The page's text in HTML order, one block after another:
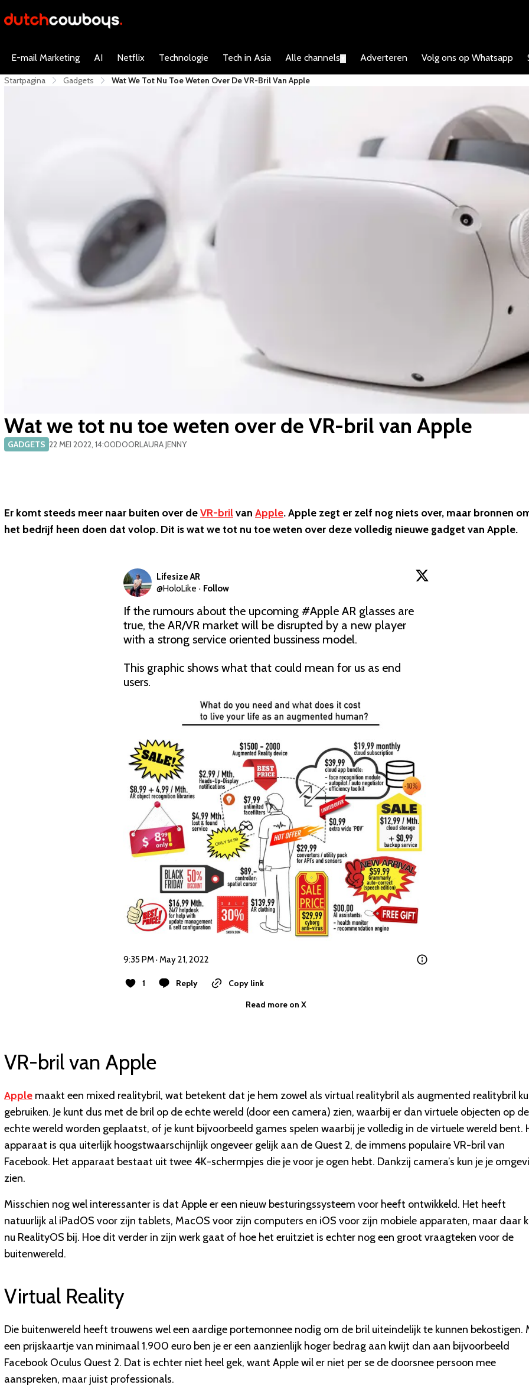
E-mail Marketing AI Netflix Technologie Tech in Asia Alle channels Adverteren Volg ons op Whatsapp
Startpagina Gadgets ​Wat We Tot Nu Toe Weten Over De VR-Bril Van Apple
​Wat we tot nu toe weten over de VR-bril van Apple
GADGETS 22 MEI 2022, 14:00DOORLAURA JENNY
Er komt steeds meer naar buiten over deVR-brilvan Apple. Apple zegt er zelf nog niets over, maar bronnen
het bedrijf heen doen dat volop. Dit is wat we tot nu toe weten over deze volledig nieuwe gadget van Apple.
Lifesize AR
@HoloLike · Follow
If the rumours about the upcoming #Apple AR glasses are
true, the AR/VR market will be disrupted by a new player
with a strong service oriented bussiness model.
This graphic shows what that could mean for us as end
users.
9:35 PM · May 21, 2022
1 Reply
Copy link
Read more on X
VR-bril van Apple
Apple maakt een mixed realitybril, wat betekent dat je hem zowel als virtual realitybril als augmented realitybril
gebruiken. Je kunt dus met de bril op de echte wereld (door een camera) zien, waarbij er dan virtuele objecten op de
echte wereld worden geplaatst, of je kunt bijvoorbeeld games spelen waarbij je volledig in de virtuele wereld bent.
apparaat is qua uiterlijk hoogstwaarschijnlijk ongeveer gelijk aan de Quest 2, de immens populaire VR-bril van
Facebook. Het apparaat bestaat uit twee 4K-schermpjes die je voor je ogen hebt. Dankzij camera’s kun je je
zien.
Misschien nog wel interessanter is dat Apple er een nieuw besturingssysteem voor heeft ontwikkeld. Het heeft
natuurlijk al iPadOS voor zijn tablets, MacOS voor zijn computers en iOS voor zijn mobiele apparaten, maar daar
nu RealityOS bij. Hoe dit verder in zijn werk gaat of hoe het eruitziet is echter nog een groot vraagteken voor de
buitenwereld.
Virtual Reality
Die buitenwereld heeft trouwens wel een aardige portemonnee nodig om de bril uiteindelijk te kunnen bekostigen.
een prijskaartje van minimaal 1.900 euro ben je er een aanzienlijk hoger bedrag aan kwijt dan aan bijvoorbeeld
Facebook Oculus Quest 2. Dat is echter niet heel gek, want Apple wil er niet per se de doorsnee persoon mee
aanspreken, maar juist professionals.